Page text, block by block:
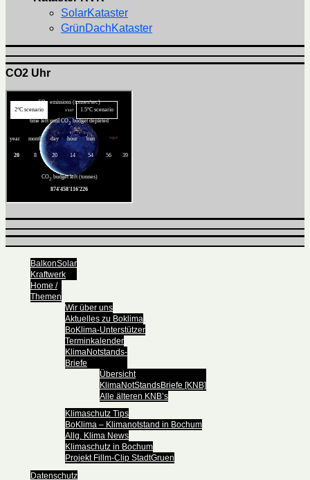
SolarKataster
GrünDachKataster
CO2 Uhr
BalkonSolar
Kraftwerk
Home /
Themen
Wir über uns
Aktuelles zu Boklima
BoKlima-Unterstützer
Terminkalender
KlimaNotstands-
Briefe
Übersicht
KlimaNotStandsBriefe [KNB]
Alle älteren KNB’s
Klimaschutz Tips
BoKlima – Klimanotstand in Bochum
Allg. Klima News
Klimaschutz in Bochum
Projekt Fillm-Clip StadtGruen
Datenschutz